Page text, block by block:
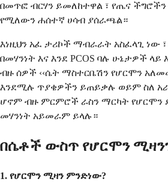
በመጥፎ ብርሃን ይመለከተዋል ፣ የጤና
የሚለውን ሐሰተኛ ሀሳብ ያሰራጫል።
እነዚህን አፈ ታሪኮች ማብራራት አስፈላጊ ነው
በመሃንነት እና እንደ PCOS ባሉ ሁኔታዎች
ብዙ ሰዎች ‹‹ሴት ማስተርቤሽን የሆርሞን
እንደሚሉ ጥያቄዎችን ይጠይቃሉ ወይም ስለ
ሆኖም ብዙ ምርምሮች ራስን ማርካት የሆርሞን
መሃንነት አይመራም ይላሉ።
በሴቶች ውስጥ የሆርሞን
1. የሆርሞን ሚዛን ምንድነው?